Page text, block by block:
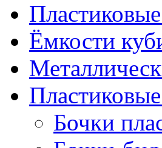
Ёмкости
Бочки